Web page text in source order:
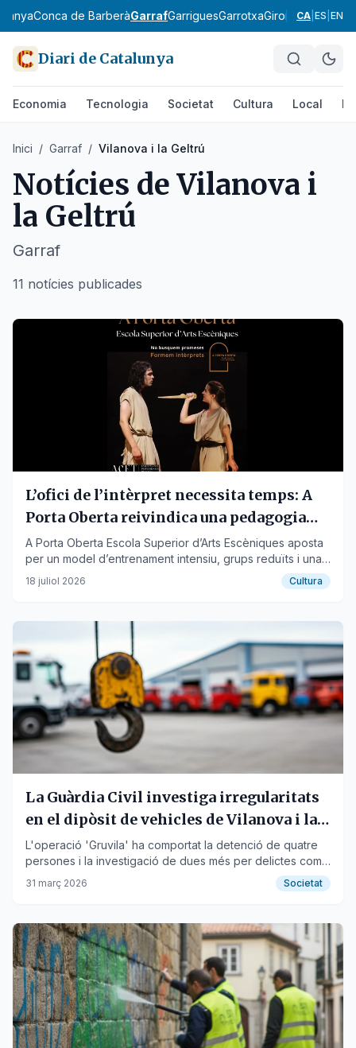
Conca de BarberàGarrafGarriguesGarrotxaGironèsLluçanès
CA ES EN
Diari de Catalunya
Economia Tecnologia Societat Cultura Local
Inici / Garraf / Vilanova i la Geltrú
Notícies de Vilanova i
la Geltrú
Garraf
11 notícies publicades
L’ofici de l’intèrpret necessita temps: A
Porta Oberta reivindica una pedagogia
basada en el rigor i l’entrenament
A Porta Oberta Escola Superior d’Arts Escèniques aposta
per un model d’entrenament intensiu, grups reduïts i una
pedagogia que integra la interpretació, el moviment i el
Mètode Suzuki per formar una nova generació
18 juliol 2026 Cultura
La Guàrdia Civil investiga irregularitats
en el dipòsit de vehicles de Vilanova i la
Geltrú
L'operació 'Gruvila' ha comportat la detenció de quatre
persones i la investigació de dues més per delictes com
malversació i tràfic d'influències.
31 març 2026 Societat